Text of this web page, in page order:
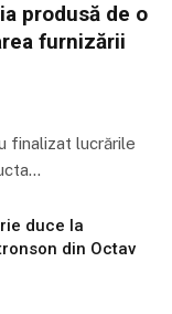
produsă de o
furnizării
finalizat lucrările
duce la
din Octav